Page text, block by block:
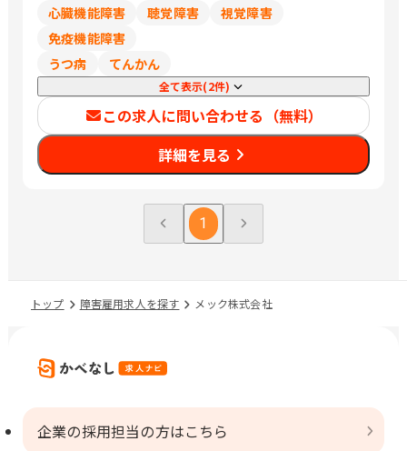
心臓機能障害
聴覚障害
視覚障害
免疫機能障害
うつ病
てんかん
全て表示(2件)
この求人に問い合わせる（無料）
詳細を見る
1
トップ 障害雇用求人を探す メック株式会社
企業の採用担当の方はこちら